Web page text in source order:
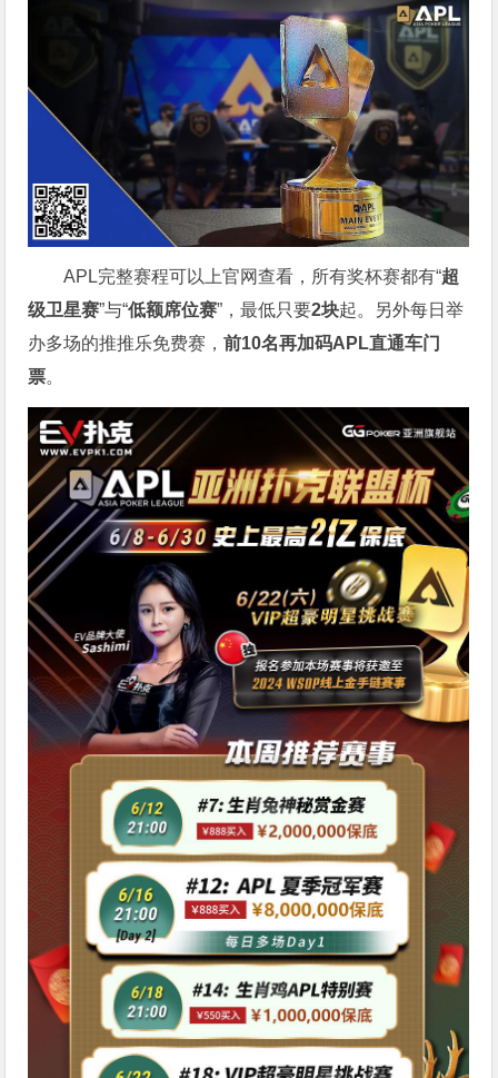
APL完整赛程可以上官网查看，所有奖杯赛都有“超
级卫星赛”与“低额席位赛”，最低只要2块起。另外每日举
办多场的推推乐免费赛，前10名再加码APL直通车门
票。